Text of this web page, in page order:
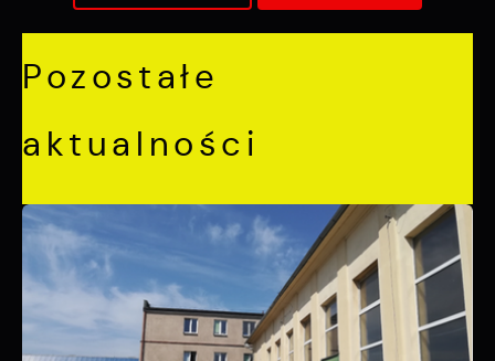
Pozostałe
aktualności